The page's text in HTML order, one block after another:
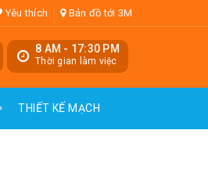
Yêu thích Bản đồ tới 3M
8 AM - 17:30 PM
Thời gian làm việc
THIẾT KẾ MẠCH